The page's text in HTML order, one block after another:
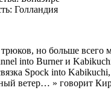
Голландия
но больше всего
into Burner и
Spock into Kabikuchi,
ветер… » говорит